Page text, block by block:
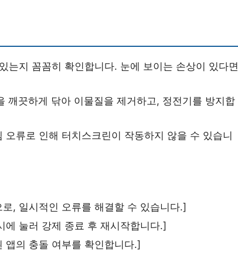
는지 꼼꼼히 확인합니다. 눈에 보이는 손상이 있다면
깨끗하게 닦아 이물질을 제거하고, 정전기를 방지합
오류로 인해 터치스크린이 작동하지 않을 수 있습니
, 일시적인 오류를 해결할 수 있습니다.]
에 눌러 강제 종료 후 재시작합니다.]
앱의 충돌 여부를 확인합니다.]